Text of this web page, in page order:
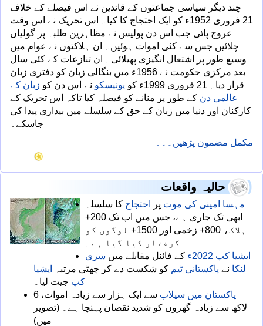
چند دیگر سیاسی جماعتوں کے قائدین نے اس فیصلے کے خلاف
21 فروری 1952ء کو ایک احتجاج کا کیا۔ اس تحریک نے اس وقت
عروج پائی جب اس دن پولیس نے مظاہرین طلبہ پر گولیاں
چلائیں جس سے کئی اموات ہوئیں۔ ان ہلاکتوں نے عوام میں
وسیع طور پر اشتعال انگیزی پھیلائی۔ ان تنازعات کے کئی سال
بعد مرکزی حکومت نے 1956ء میں بنگالی زبان کو دفتری زبان
قرار دیا۔ 21 فروری 1999ء کو
یونیسکو نے اس دن کو زبان کے
عالمی دن کے طور پر منانے کو فیصلہ کیا تاکہ اس تحریک کے
کارکنان اور دنیا میں زبان کے حق کے سلسلے میں بیداری پیدا کی
جاسکے۔
مکمل مضمون پڑھیں۔۔۔
حالیہ واقعات
مہسا امینی کی موت پر احتجاج کا سلسلہ
ابھی تک جاری ہے، جس میں اب تک 200+
ہلاک، 800+ زخمی اور 1500+ لوگوں کو
گرفتار کیا گیا ہے۔
ایشیا کپ 2022ء
کے فائنل مقابلے میں سری
لنکا نے پاکستانی ٹیم کو شکست دے کر چھٹی مرتبہ
ایشیا
کپ جیت لیا۔
پاکستان میں سیلاب
سے ایک ہزار سے زیادہ اموات، 6
لاکھ سے زیادہ گھروں کو شدید نقصان پہنچا ہے۔ (تصویر
میں)